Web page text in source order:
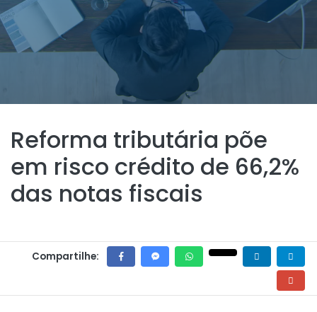
Reforma tributária põe
em risco crédito de 66,2%
das notas fiscais
Compartilhe: